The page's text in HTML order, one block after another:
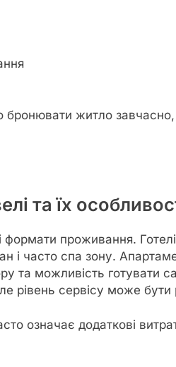
житло завчасно,
та їх
формати проживання.
і часто спа зону.
та можливість готувати
рівень сервісу може бути
означає додаткові